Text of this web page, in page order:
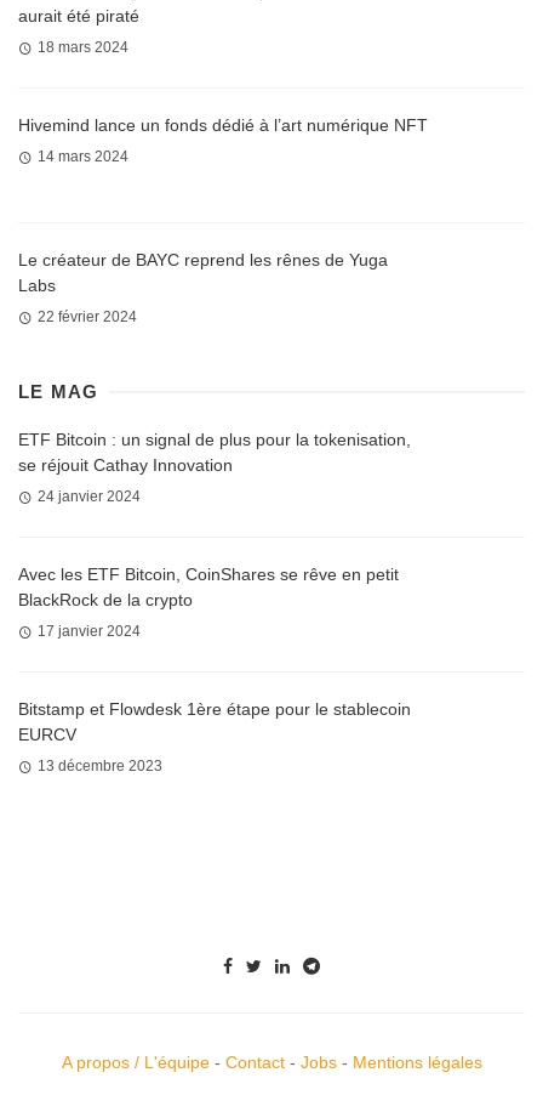
aurait été piraté
18 mars 2024
Hivemind lance un fonds dédié à l’art numérique NFT
14 mars 2024
Le créateur de BAYC reprend les rênes de Yuga
Labs
22 février 2024
LE MAG
ETF Bitcoin : un signal de plus pour la tokenisation,
se réjouit Cathay Innovation
24 janvier 2024
Avec les ETF Bitcoin, CoinShares se rêve en petit
BlackRock de la crypto
17 janvier 2024
Bitstamp et Flowdesk 1ère étape pour le stablecoin
EURCV
13 décembre 2023
A propos / L'équipe- Contact- Jobs- Mentions légales